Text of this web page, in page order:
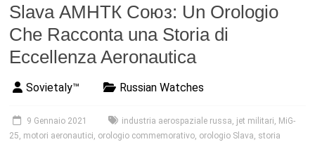
Slava АМНТК Союз: Un Orologio
Che Racconta una Storia di
Eccellenza Aeronautica
Sovietaly™ Russian Watches
9 Gennaio 2021 industria aerospaziale russa, jet militari, MiG-
25, motori aeronautici, orologio commemorativo, orologio Slava, storia